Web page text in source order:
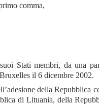
comma,
Stati membri, da una
il 6 dicembre 2002.
della Repubblica
di Lituania, della